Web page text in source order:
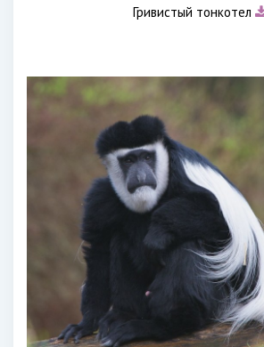
Гривистый тонкотел